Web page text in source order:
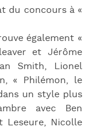
du concours à «
également «
et Jérôme
Smith, Lionel
« Philémon, le
un style plus
avec Ben
Leseure, Nicolle